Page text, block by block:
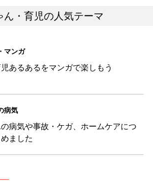
ん・育児の人気テーマ
マンガ
あるあるをマンガで楽しもう
病気
病気や事故・ケガ、ホームケアにつ
ました